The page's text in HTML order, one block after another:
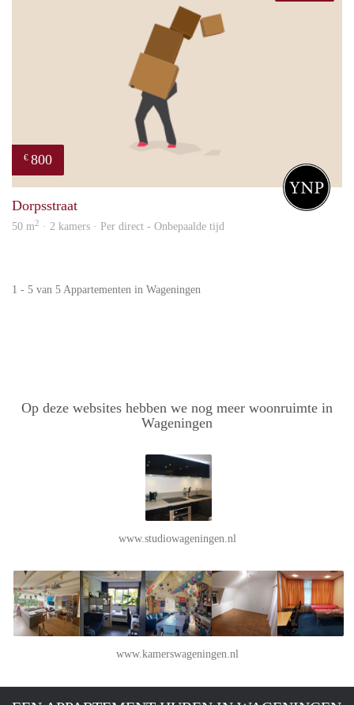
€ 800
Dorpsstraat
50 m2 · 2 kamers · Per direct - Onbepaalde tijd
1 - 5 van 5 Appartementen in Wageningen
Op deze websites hebben we nog meer woonruimte in
Wageningen
www.studiowageningen.nl
www.kamerswageningen.nl